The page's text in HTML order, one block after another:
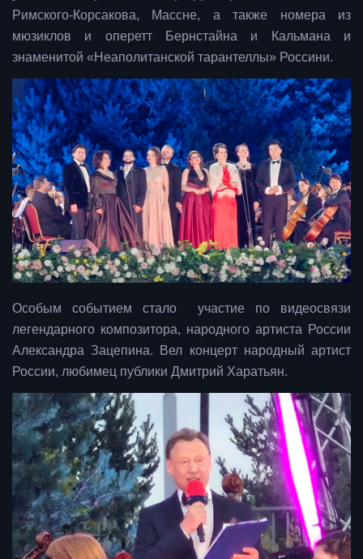
Римского-Корсакова, Массне, а также номера из
мюзиклов и оперетт Бернстайна и Кальмана и
знаменитой «Неаполитанской тарантеллы» Россини.
Особым событием стало участие по видеосвязи
легендарного композитора, народного артиста России
Александра Зацепина. Вел концерт народный артист
России, любимец публики Дмитрий Харатьян.